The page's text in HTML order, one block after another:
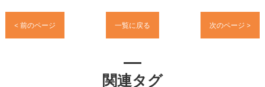
< 前のページ 一覧に戻る 次のページ >
関連タグ